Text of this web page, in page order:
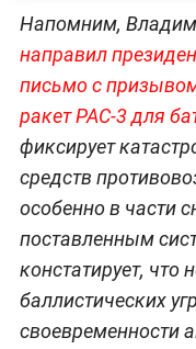
Напомним,
направил
письмо с
ракет PAC-3 для
фиксирует
средств
особенно в части
поставленным
констатирует, что
баллистических
своевременности